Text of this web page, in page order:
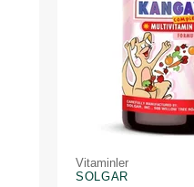
Vitaminler
SOLGAR